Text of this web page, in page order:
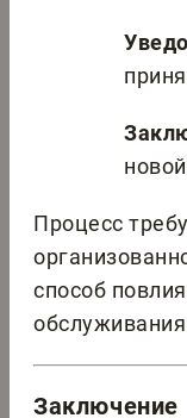
Процесс
способ
Заключение